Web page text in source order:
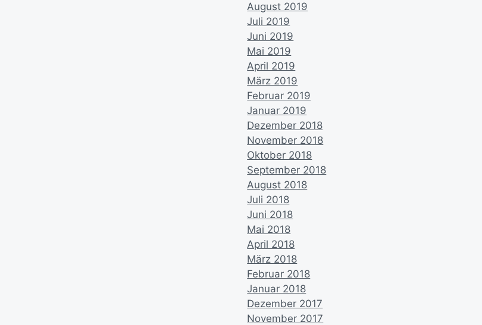
August 2019
Juli 2019
Juni 2019
Mai 2019
April 2019
März 2019
Februar 2019
Januar 2019
Dezember 2018
November 2018
Oktober 2018
September 2018
August 2018
Juli 2018
Juni 2018
Mai 2018
April 2018
März 2018
Februar 2018
Januar 2018
Dezember 2017
November 2017